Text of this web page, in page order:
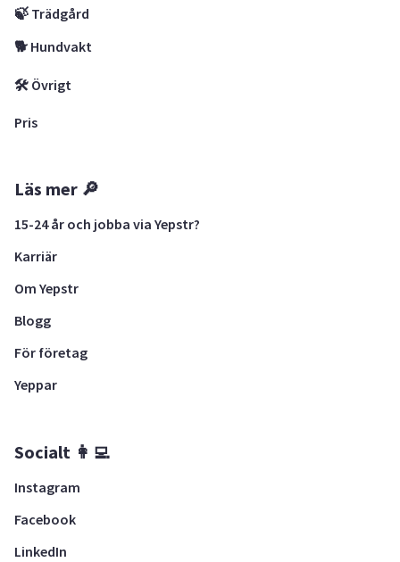
🍃 Trädgård
🐕 Hundvakt
🛠 Övrigt
Pris
Läs mer 🔎
15-24 år och jobba via Yepstr?
Karriär
Om Yepstr
Blogg
För företag
Yeppar
Socialt 👩‍💻
Instagram
Facebook
LinkedIn